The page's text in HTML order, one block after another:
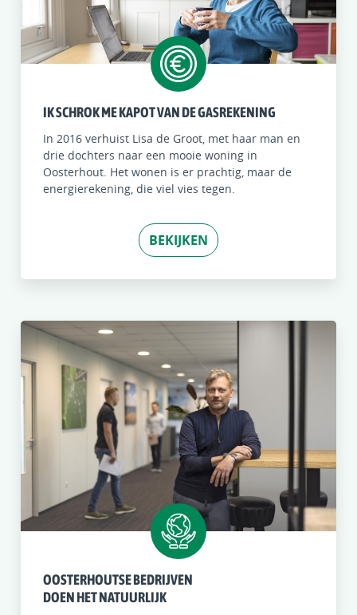
IK SCHROK ME KAPOT VAN DE GASREKENING
In 2016 verhuist Lisa de Groot, met haar man en
drie dochters naar een mooie woning in
Oosterhout. Het wonen is er prachtig, maar de
energierekening, die viel vies tegen.
BEKIJKEN
OOSTERHOUTSE BEDRIJVEN
DOEN HET NATUURLIJK